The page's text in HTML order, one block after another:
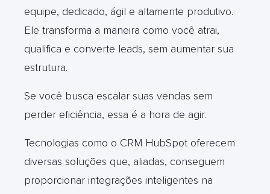
equipe, dedicado, ágil e altamente produtivo.
Ele transforma a maneira como você atrai,
qualifica e converte leads, sem aumentar sua
estrutura.
Se você busca escalar suas vendas sem
perder eficiência, essa é a hora de agir.
Tecnologias como o CRM HubSpot oferecem
diversas soluções que, aliadas, conseguem
proporcionar integrações inteligentes na